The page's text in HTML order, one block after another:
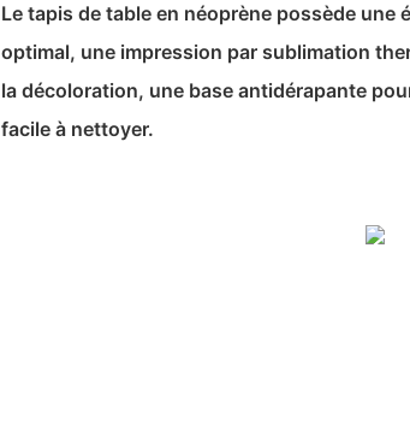
Le tapis de table en néoprène possède une
optimal, une impression par sublimation
la décoloration, une base antidérapante
facile à nettoyer.